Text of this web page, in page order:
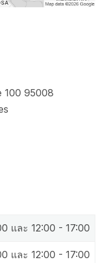
100 95008
และ 12:00 - 17:00
และ 12:00 - 17:00